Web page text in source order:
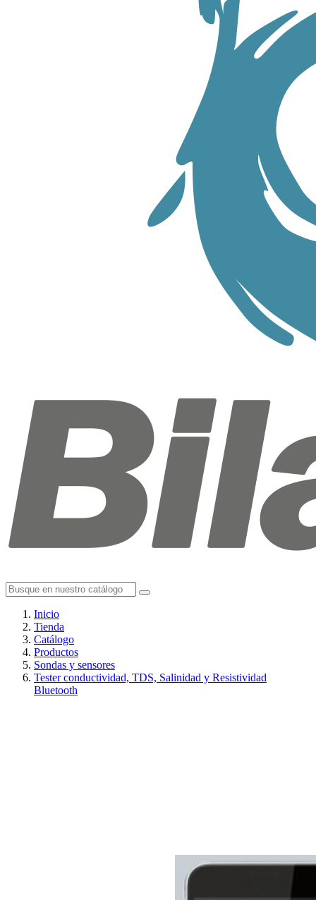
Inicio
Tienda
Catálogo
Productos
Sondas y sensores
Tester conductividad, TDS, Salinidad y Resistividad
Bluetooth